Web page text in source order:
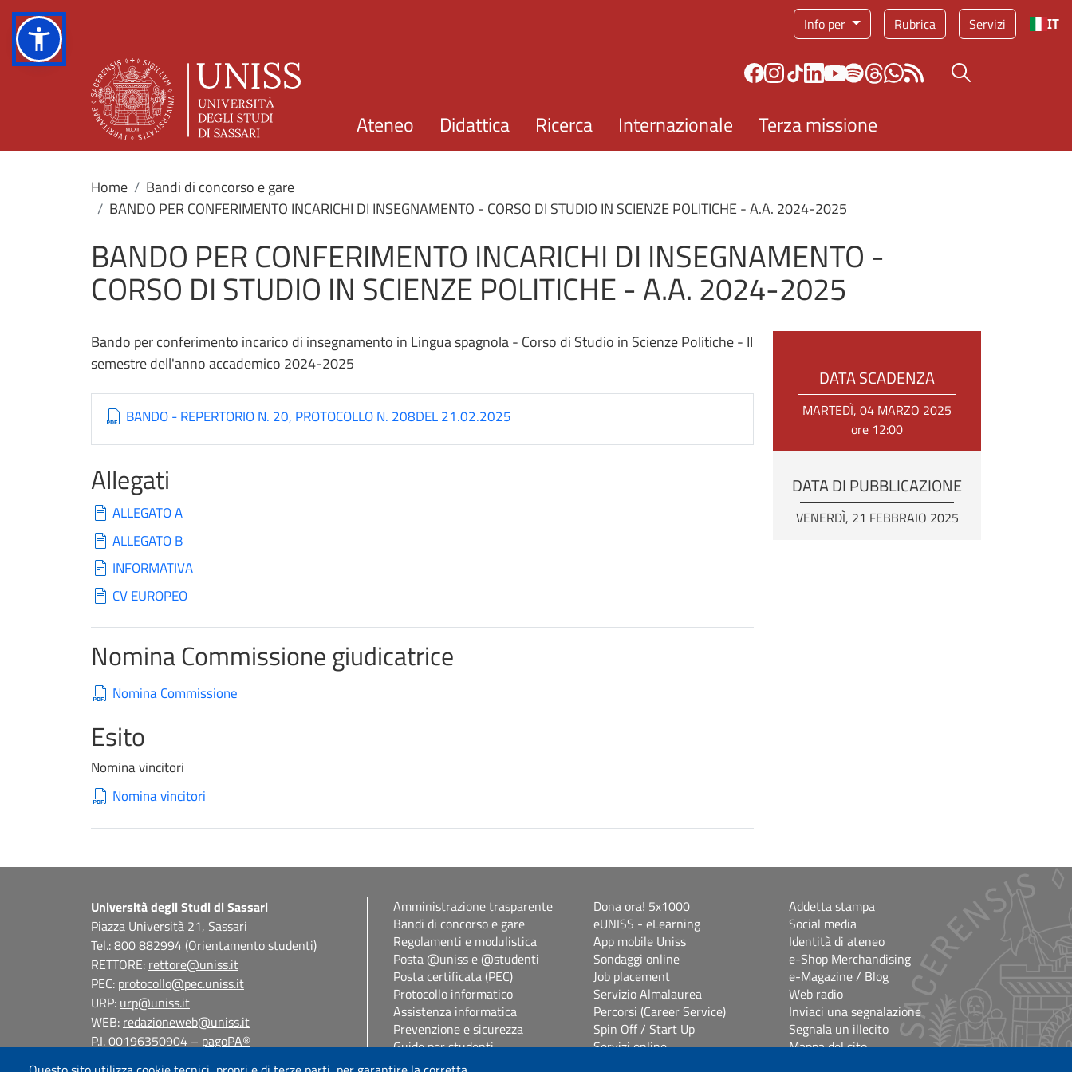
Info per Rubrica Servizi IT
Bottone cerca
Ateneo Didattica Ricerca Internazionale Terza missione
Home
Bandi di concorso e gare
BANDO PER CONFERIMENTO INCARICHI DI INSEGNAMENTO - CORSO DI STUDIO IN SCIENZE POLITICHE - A.A. 2024-2025
BANDO PER CONFERIMENTO INCARICHI DI INSEGNAMENTO -
CORSO DI STUDIO IN SCIENZE POLITICHE - A.A. 2024-2025
Bando per conferimento incarico di insegnamento in Lingua spagnola - Corso di Studio in Scienze Politiche - II
semestre dell'anno accademico 2024-2025
BANDO - REPERTORIO N. 20, PROTOCOLLO N. 208DEL 21.02.2025
Allegati
ALLEGATO A
ALLEGATO B
INFORMATIVA
CV EUROPEO
Nomina Commissione giudicatrice
Nomina Commissione
Esito
Nomina vincitori
Nomina vincitori
DATA SCADENZA
MARTEDÌ, 04 MARZO 2025
ore 12:00
DATA DI PUBBLICAZIONE
VENERDÌ, 21 FEBBRAIO 2025
Università degli Studi di Sassari
Piazza Università 21, Sassari
Tel.: 800 882994 (Orientamento studenti)
RETTORE: rettore@uniss.it
PEC: protocollo@pec.uniss.it
URP: urp@uniss.it
WEB: redazioneweb@uniss.it
P.I. 00196350904 – pagoPA®
Amministrazione trasparente
Bandi di concorso e gare
Regolamenti e modulistica
Posta @uniss e @studenti
Posta certificata (PEC)
Protocollo informatico
Assistenza informatica
Prevenzione e sicurezza
Guide per studenti
Segreterie studenti
Dona ora! 5x1000
eUNISS - eLearning
App mobile Uniss
Sondaggi online
Job placement
Servizio Almalaurea
Percorsi (Career Service)
Spin Off / Start Up
Servizi online
Addetta stampa
Social media
Identità di ateneo
e-Shop Merchandising
e-Magazine / Blog
Web radio
Inviaci una segnalazione
Segnala un illecito
Mappa del sito